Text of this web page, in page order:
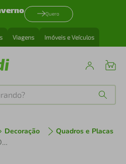
Quero
Viagens Imóveis e Veículos
Decoração Quadros e Placas
Quadro Fases da Lua Drawn Art 5 60x21 Caixa Marfim